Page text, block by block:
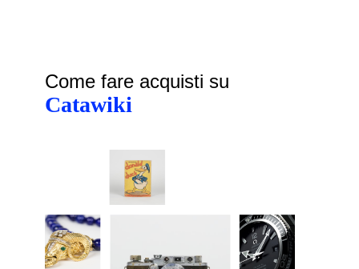
Come fare acquisti su
Catawiki